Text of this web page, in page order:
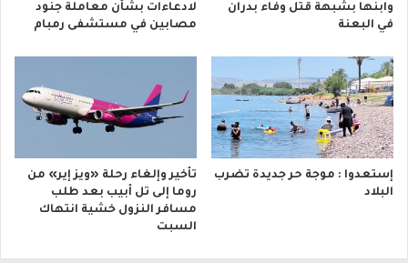
وابنها بشبهة قتل وفاء بدران
في البعنة
لادعاءات بشأن معاملة جنود
مصابين في مستشفى رمبام
إستعدوا : موجة حر جديدة تضرب
البلاد
تأخير وإلغاء رحلة «ويز إير» من
روما إلى تل أبيب بعد طلب
مسافر النزول خشية انتهاك
السبت